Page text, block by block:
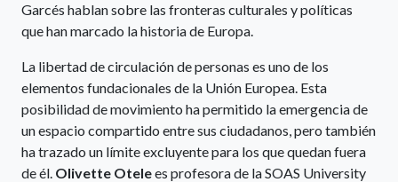
Garcés hablan sobre las fronteras culturales y políticas
que han marcado la historia de Europa.
La libertad de circulación de personas es uno de los
elementos fundacionales de la Unión Europea. Esta
posibilidad de movimiento ha permitido la emergencia de
un espacio compartido entre sus ciudadanos, pero también
ha trazado un límite excluyente para los que quedan fuera
de él. Olivette Otelees profesora de la SOAS University